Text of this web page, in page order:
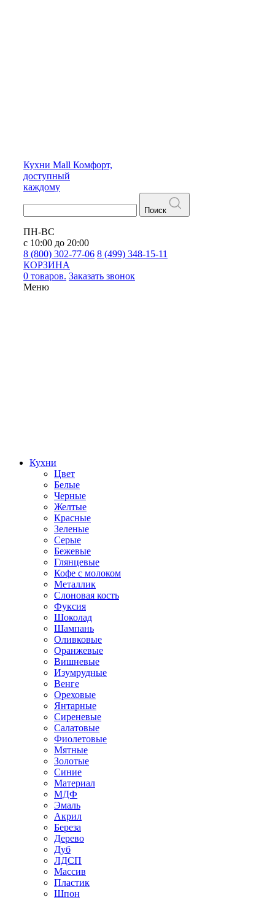
Кухни Mall Комфорт,
доступный
каждому
Поиск
ПН-ВС
с 10:00 до 20:00
8 (800) 302-77-06 8 (499) 348-15-11
КОРЗИНА
0 товаров. Заказать звонок
Меню
Кухни
Цвет
Белые
Черные
Желтые
Красные
Зеленые
Серые
Бежевые
Глянцевые
Кофе с молоком
Металлик
Слоновая кость
Фуксия
Шоколад
Шампань
Оливковые
Оранжевые
Вишневые
Изумрудные
Венге
Ореховые
Янтарные
Сиреневые
Салатовые
Фиолетовые
Мятные
Золотые
Синие
Материал
МДФ
Эмаль
Акрил
Береза
Дерево
Дуб
ЛДСП
Массив
Пластик
Шпон